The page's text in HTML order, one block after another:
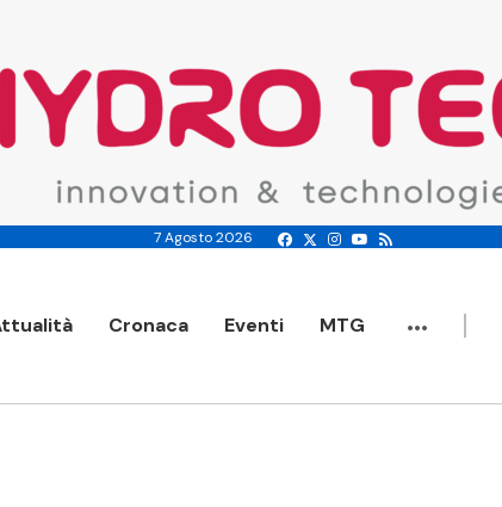
7 Agosto 2026
Cronaca Eventi MTG ...